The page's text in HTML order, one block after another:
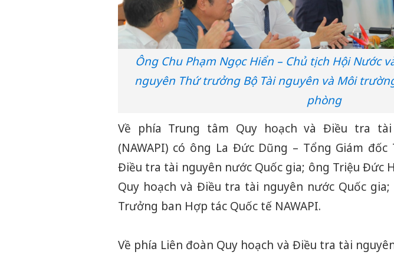
Ông Chu Phạm Ngọc Hiển – Chủ tịch Hội Nước
nguyên Thứ trưởng Bộ Tài nguyên và Môi
phòng
Về phía Trung tâm Quy hoạch và Điều tra
(NAWAPI) có ông La Đức Dũng – Tổng Giám
Điều tra tài nguyên nước Quốc gia; ông Triệu Đức
Quy hoạch và Điều tra tài nguyên nước Quốc
Trưởng ban Hợp tác Quốc tế NAWAPI.
Về phía Liên đoàn Quy hoạch và Điều tra tài